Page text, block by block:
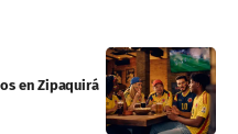
en Zipaquirá